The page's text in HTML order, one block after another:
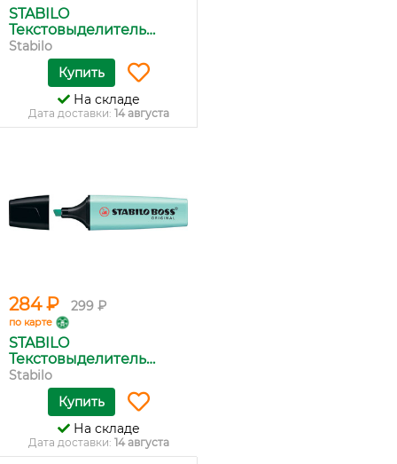
STABILO
Текстовыделитель
Boss...
Stabilo
Купить
На складе
Дата доставки: 14 августа
284 ₽ 299 ₽
по карте
STABILO
Текстовыделитель
Boss...
Stabilo
Купить
На складе
Дата доставки: 14 августа